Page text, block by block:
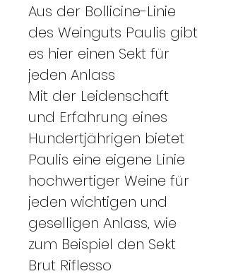
Aus der Bollicine-Linie
des Weinguts Paulis gibt
es hier einen Sekt für
jeden Anlass
Mit der Leidenschaft
und Erfahrung eines
Hundertjährigen bietet
Paulis eine eigene Linie
hochwertiger Weine für
jeden wichtigen und
geselligen Anlass, wie
zum Beispiel den Sekt
Brut Riflesso